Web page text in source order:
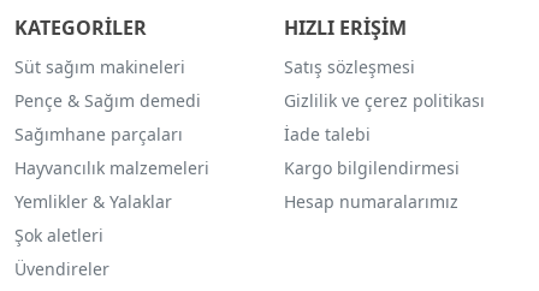
KATEGORİLER
Süt sağım makineleri
Pençe & Sağım demedi
Sağımhane parçaları
Hayvancılık malzemeleri
Yemlikler & Yalaklar
Şok aletleri
Üvendireler
HIZLI ERİŞİM
Satış sözleşmesi
Gizlilik ve çerez politikası
İade talebi
Kargo bilgilendirmesi
Hesap numaralarımız